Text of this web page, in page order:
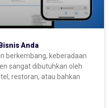
Anda
berkembang, keberadaan
sangat dibutuhkan oleh
restoran, atau bahkan